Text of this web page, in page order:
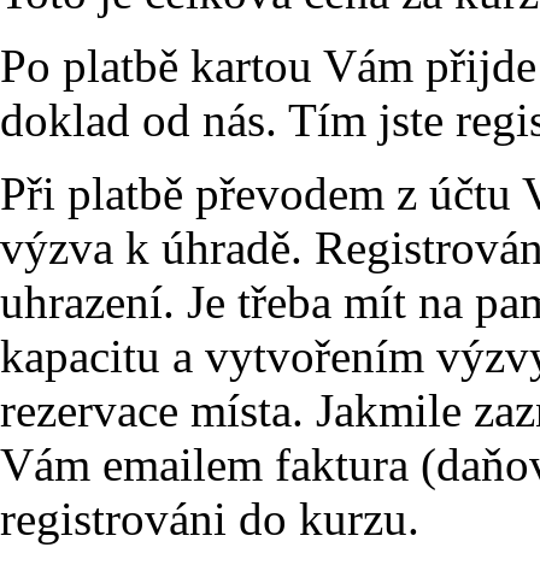
Po platbě kartou Vám
doklad od nás. Tím jste
Při platbě převodem z účtu
výzva k úhradě.
uhrazení. Je třeba mít na
kapacitu a vytvořením
rezervace místa. Jakmile
Vám emailem faktura
registrováni do kurzu.